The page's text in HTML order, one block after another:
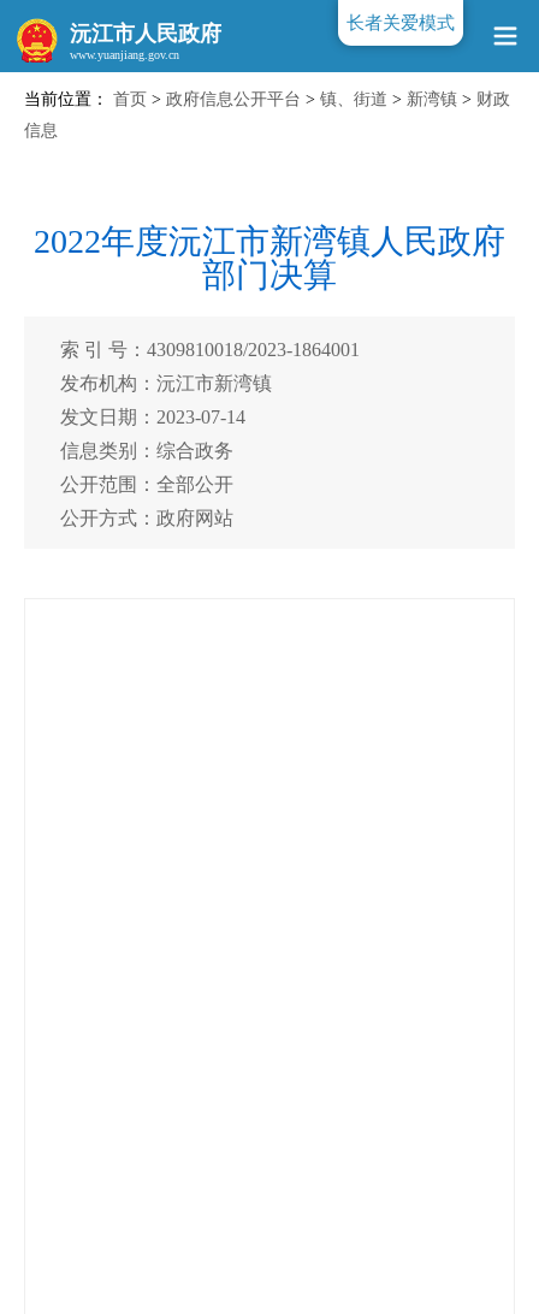
沅江市人民政府
当前位置： 首页 > 政府信息公开平台 > 镇、街道 > 新湾镇 > 财政
信息
2022年度沅江市新湾镇人民政府
部门决算
索 引 号：4309810018/2023-1864001
发布机构：沅江市新湾镇
发文日期：2023-07-14
信息类别：综合政务
公开范围：全部公开
公开方式：政府网站
长者关爱模式